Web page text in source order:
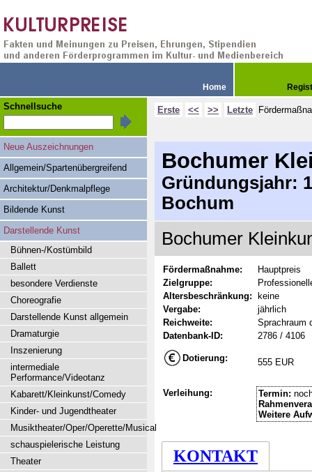
Home
Erste << >> Letzte
Bochumer
Gründungsjahr:
Bochum
Bochumer
Fördermaßnahme:
Hauptpreis
Zielgruppe:
Altersbeschränkung:
keine
Vergabe:
jährlich
Reichweite:
Sprachraum
Datenbank-ID:
2786 / 4106
Dotierung: 555 EUR
Verleihung: Termin:
Weitere
KONTAKT
Schnellsuche
Neue Auszeichnungen
Allgemein/Spartenübergreifend
Architektur/Denkmalpflege
Bildende Kunst
Darstellende Kunst
Bühnen-/Kostümbild
Ballett
besondere Verdienste
Choreografie
Darstellende Kunst allgemein
Dramaturgie
Inszenierung
intermediale
Performance/Videotanz
Kabarett/Kleinkunst/Comedy
Kinder- und Jugendtheater
Musiktheater/Oper/Operette/Musical
schauspielerische Leistung
Theater